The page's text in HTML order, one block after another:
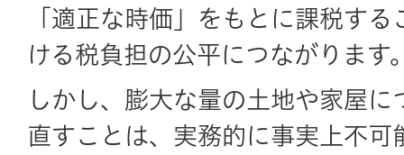
「適正な時価」をもとに課税す
ける税負担の公平につながります
しかし、膨大な量の土地や家屋
直すことは、実務的に事実上不可